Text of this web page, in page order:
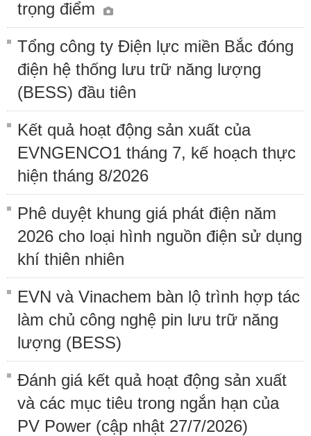
trọng điểm
Tổng công ty Điện lực miền Bắc đóng
điện hệ thống lưu trữ năng lượng
(BESS) đầu tiên
Kết quả hoạt động sản xuất của
EVNGENCO1 tháng 7, kế hoạch thực
hiện tháng 8/2026
Phê duyệt khung giá phát điện năm
2026 cho loại hình nguồn điện sử dụng
khí thiên nhiên
EVN và Vinachem bàn lộ trình hợp tác
làm chủ công nghệ pin lưu trữ năng
lượng (BESS)
Đánh giá kết quả hoạt động sản xuất
và các mục tiêu trong ngắn hạn của
PV Power (cập nhật 27/7/2026)